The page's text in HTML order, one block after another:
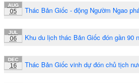
AUG
05 Thác Bản Giốc - động Ngườm Ngao
JUL
06 Khu du lịch thác Bản Giốc đón gần 90
DEC
16 Thác Bản Giốc vinh dự đón chủ tịch